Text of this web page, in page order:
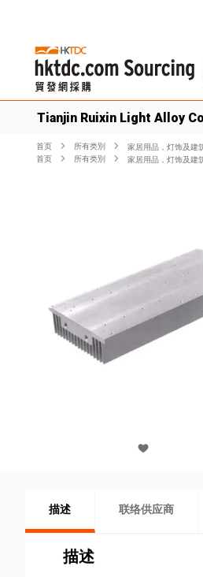
Tianjin Ruixin Light Alloy
首页 所有类別 家居用品，灯饰及建
首页
所有类別 家居用品，灯饰及建
描述 联络供应商
描述